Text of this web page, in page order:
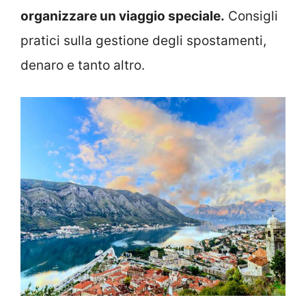
organizzare un viaggio speciale. Consigli
pratici sulla gestione degli spostamenti,
denaro e tanto altro.